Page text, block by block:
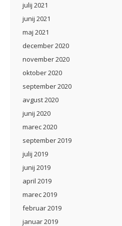
julij 2021
junij 2021
maj 2021
december 2020
november 2020
oktober 2020
september 2020
avgust 2020
junij 2020
marec 2020
september 2019
julij 2019
junij 2019
april 2019
marec 2019
februar 2019
januar 2019